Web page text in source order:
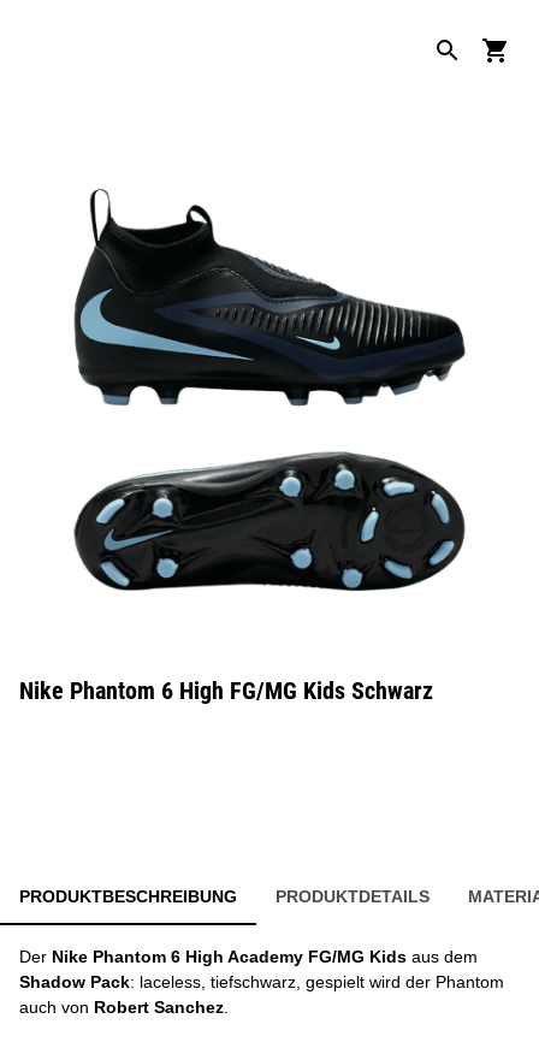
Nike Phantom 6 High FG/MG Kids Schwarz
PRODUKTBESCHREIBUNG PRODUKTDETAILS
Der Nike Phantom 6 High Academy FG/MG Kids aus dem
Shadow Pack: laceless, tiefschwarz, gespielt wird der Phantom
auch von Robert Sanchez